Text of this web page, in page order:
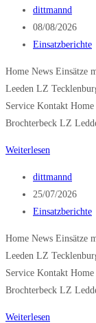
Beitrags-
Autor:
dittmannd
Beitrag
veröffentlicht:
08/08/2026
Beitrags-
Einsatzberichte
Home News Einsätze
Leeden LZ
Service Kontakt
Brochterbeck LZ
Weiterlesen
Beitrags-
Autor:
dittmannd
Beitrag
veröffentlicht:
25/07/2026
Beitrags-
Einsatzberichte
Home News Einsätze
Leeden LZ
Service Kontakt
Brochterbeck LZ
Weiterlesen